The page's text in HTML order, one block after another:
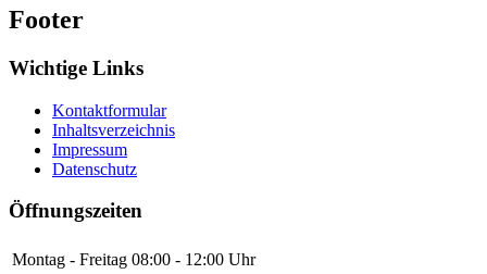
Footer
Wichtige Links
Kontaktformular
Inhaltsverzeichnis
Impressum
Datenschutz
Öffnungszeiten
Montag - Freitag 08:00 - 12:00 Uhr